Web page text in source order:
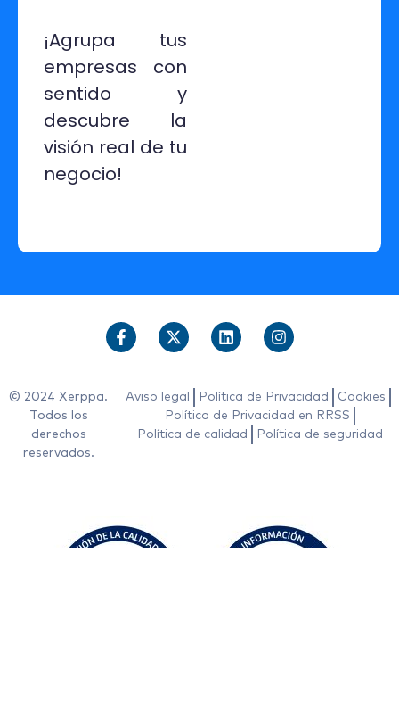
¡Agrupa tus
empresas con
sentido y
descubre la
visión real de tu
negocio!
© 2024 Xerppa.
Todos los
derechos
reservados.
Aviso legal Política de Privacidad
Cookies
Política de Privacidad en RRSS
Política de calidad
Política de seguridad